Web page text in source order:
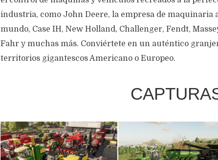
industria, como John Deere, la empresa de maquinaria
mundo, Case IH, New Holland, Challenger, Fendt,
Fahr y muchas más. Conviértete en un auténtico
territorios gigantescos Americano o Europeo.